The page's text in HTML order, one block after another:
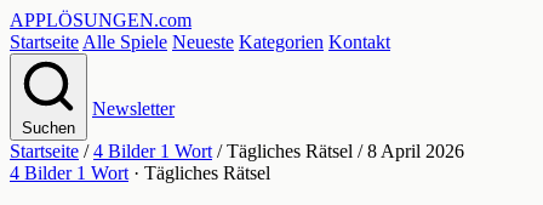
APPLÖSUNGEN.com
Startseite Alle Spiele Neueste Kategorien Kontakt
Suchen
Newsletter
Startseite / 4 Bilder 1 Wort / Tägliches Rätsel / 8 April 2026
4 Bilder 1 Wort · Tägliches Rätsel